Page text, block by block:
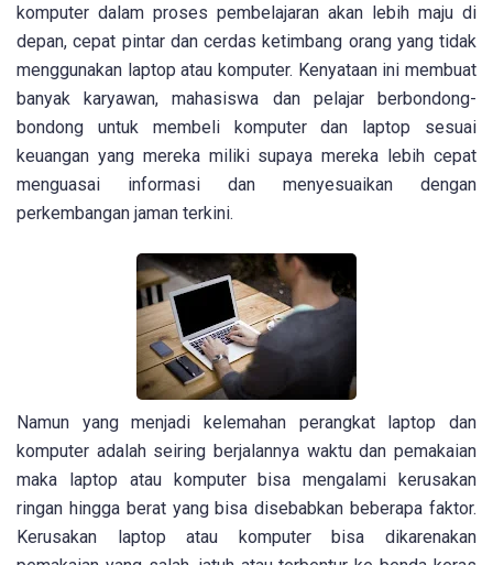
komputer dalam proses pembelajaran akan lebih maju di
depan, cepat pintar dan cerdas ketimbang orang yang tidak
menggunakan laptop atau komputer. Kenyataan ini membuat
banyak karyawan, mahasiswa dan pelajar berbondong-
bondong untuk membeli komputer dan laptop sesuai
keuangan yang mereka miliki supaya mereka lebih cepat
menguasai informasi dan menyesuaikan dengan
perkembangan jaman terkini.
Namun yang menjadi kelemahan perangkat laptop dan
komputer adalah seiring berjalannya waktu dan pemakaian
maka laptop atau komputer bisa mengalami kerusakan
ringan hingga berat yang bisa disebabkan beberapa faktor.
Kerusakan laptop atau komputer bisa dikarenakan